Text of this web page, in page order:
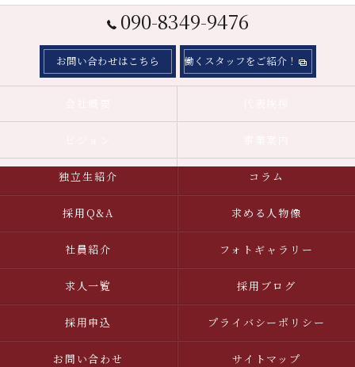
090-8349-9476
お問い合わせはこちら 働くスタッフをご紹介！
独立生紹介 コラム
採用Q&A 求める人物像
社員紹介 フォトギャラリー
求人一覧 採用ブログ
採用申込 プライバシーポリシー
お問い合わせ サイトマップ